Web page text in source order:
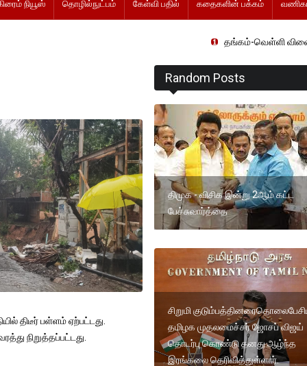
நியூஸ் தொழில்நுட்பம் கேள்வி பதில் கதைகளின் பக்கம்
தங்கம்-வெள்ளி விலை
திடீர் பள்ளம் ஏற்பட்டது.
நிறுத்தப்பட்டது.
Random Posts
திமுக - விசிக இன்று 2ஆம் கட்ட
பேச்சுவார்த்தை
சிறுமி
தமிழக முதலமைச்சர் ஜோசப் விஜய்
தொடர்பு கொண்டு தனது ஆழ்ந்த
இரங்கலை தெரிவித்துள்ளார்.